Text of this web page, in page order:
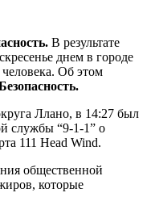
В результате
днем в городе
Об этом
Ллано, в 14:27 был
службы “9-1-1” о
111 Head Wind.
общественной
которые